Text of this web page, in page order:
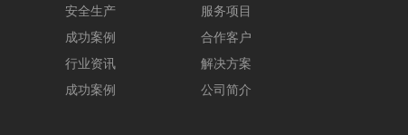
安全生产
服务项目
成功案例
合作客户
行业资讯
解决方案
成功案例
公司简介